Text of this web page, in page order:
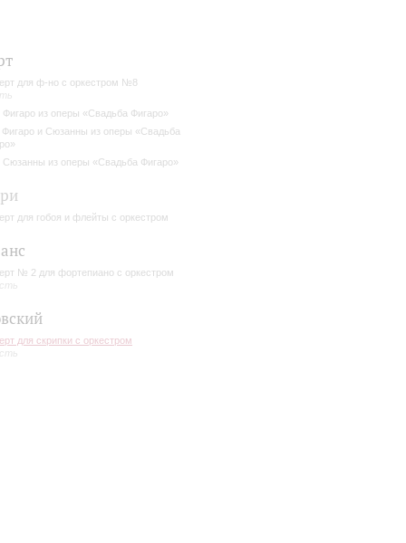
для ф-но с оркестром №8
Фигаро из оперы «Свадьба Фигаро»
Фигаро и Сюзанны из оперы «Свадьба
Сюзанны из оперы «Свадьба Фигаро»
для гобоя и флейты с оркестром
№ 2 для фортепиано с оркестром
для скрипки с оркестром